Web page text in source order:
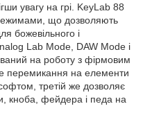
увагу на грі. KeyLab 88
що дозволяють
божевільного і
Lab Mode, DAW Mode і
на роботу з фірмовим
перемикання на елементи
третій же дозволяє
кноба, фейдера і педа на